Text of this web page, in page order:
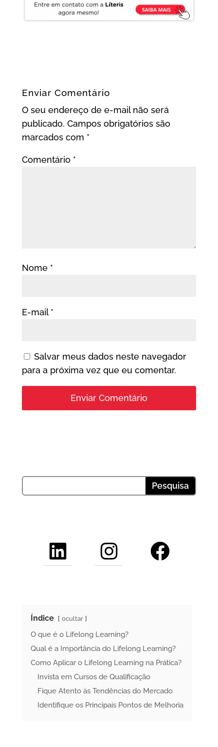
Enviar Comentário
O seu endereço de e-mail não será
publicado. Campos obrigatórios são
marcados com *
Comentário *
Nome *
E-mail *
Salvar meus dados neste navegador
para a próxima vez que eu comentar.
LinkedIn InstagramFacebook
Índice ocultar
O que é o Lifelong Learning?
Qual é a Importância do Lifelong Learning?
Como Aplicar o Lifelong Learning na Prática?
Invista em Cursos de Qualificação
Fique Atento às Tendências do Mercado
Identifique os Principais Pontos de Melhoria